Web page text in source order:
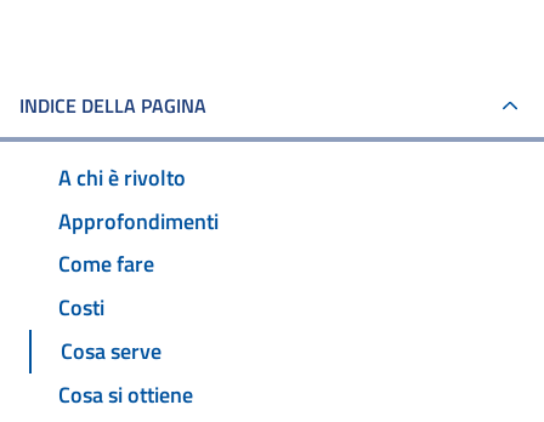
INDICE DELLA PAGINA
A chi è rivolto
Approfondimenti
Come fare
Costi
Cosa serve
Cosa si ottiene